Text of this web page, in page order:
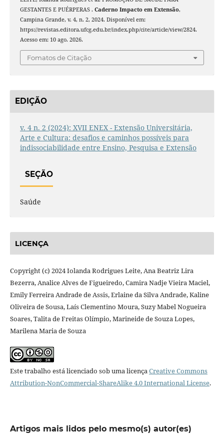
GESTANTES E PUÉRPERAS . Caderno Impacto em Extensão,
Campina Grande, v. 4, n. 2, 2024. Disponível em:
https://revistas.editora.ufcg.edu.br/index.php/cite/article/view/2824.
Acesso em: 10 ago. 2026.
Fomatos de Citação
EDIÇÃO
v. 4 n. 2 (2024): XVII ENEX - Extensão Universitária,
Arte e Cultura: desafios e caminhos possíveis para
indissociabilidade entre Ensino, Pesquisa e Extensão
SEÇÃO
Saúde
LICENÇA
Copyright (c) 2024 Iolanda Rodrigues Leite, Ana Beatriz Lira
Bezerra, Analice Alves de Figueiredo, Camira Nadje Vieira Maciel,
Emily Ferreira Andrade de Assis, Erlaine da Silva Andrade, Kaline
Oliveira de Sousa, Laís Clementino Moura, Suzy Mabel Nogueira
Soares, Talita de Freitas Olímpio, Marineide de Souza Lopes,
Marilena Maria de Souza
Este trabalho está licenciado sob uma licençaCreative Commons
Attribution-NonCommercial-ShareAlike 4.0 International License.
Artigos mais lidos pelo mesmo(s) autor(es)